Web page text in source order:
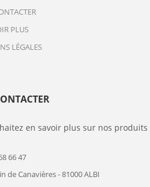
PLUS
LÉGALES
en savoir plus sur nos
66 47
de Canavières - 81000 ALBI